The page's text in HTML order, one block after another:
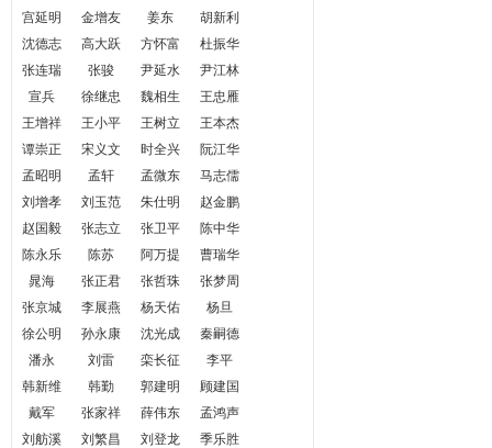
宫延明
金增友 姜东
胡新利
沈德志
高大跃 方怀富
杜振华
张连瑞
张骏 尹延水
尹江林
宣兵
徐继忠 魏相生
王忠雁
王增祥
王小平 王树立
王本杰
谭崇正
宋义文 时全兴
阮江华
孟昭明
孟轩 孟微东
马志儒
刘增孝
刘玉范 朱仕明
赵金鹏
赵国毅
张志立 张卫平
陈中华
陈永乐
陈苏 阿万提
曹瑞华
晁海
张正君 张哲珠
张梦周
张京城
李展燕 杨天佑
杨旦
徐公明
孙永康 沈光成
秦嗣德
潘永
刘雷 栾长征
李平
韩新维
韩勤 郭建明
顾建国
戴军
张家祥 薛伟东
孟鸿声
刘舫溪
刘繁昌 刘登龙
季乐胜